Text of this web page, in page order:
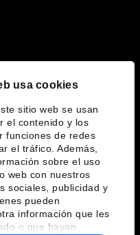
usa cookies
sitio web se usan
el contenido y los
funciones de redes
el tráfico. Además,
sobre el uso
web con nuestros
sociales, publicidad y
pueden
información que les
o que hayan